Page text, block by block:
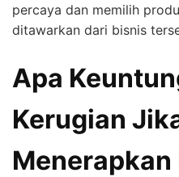
percaya dan memilih
ditawarkan dari bisnis
Apa
Kerugian